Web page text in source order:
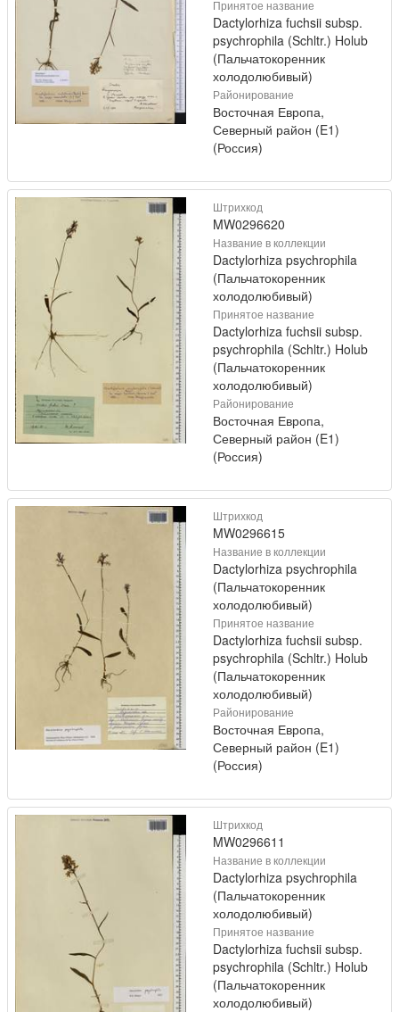
Принятое название
Dactylorhiza fuchsii subsp.
psychrophila (Schltr.) Holub
(Пальчатокоренник
холодолюбивый)
Районирование
Восточная Европа,
Северный район (E1)
(Россия)
Штрихкод
MW0296620
Название в коллекции
Dactylorhiza psychrophila
(Пальчатокоренник
холодолюбивый)
Принятое название
Dactylorhiza fuchsii subsp.
psychrophila (Schltr.) Holub
(Пальчатокоренник
холодолюбивый)
Районирование
Восточная Европа,
Северный район (E1)
(Россия)
Штрихкод
MW0296615
Название в коллекции
Dactylorhiza psychrophila
(Пальчатокоренник
холодолюбивый)
Принятое название
Dactylorhiza fuchsii subsp.
psychrophila (Schltr.) Holub
(Пальчатокоренник
холодолюбивый)
Районирование
Восточная Европа,
Северный район (E1)
(Россия)
Штрихкод
MW0296611
Название в коллекции
Dactylorhiza psychrophila
(Пальчатокоренник
холодолюбивый)
Принятое название
Dactylorhiza fuchsii subsp.
psychrophila (Schltr.) Holub
(Пальчатокоренник
холодолюбивый)